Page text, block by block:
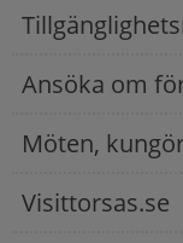
Ansöka om
Möten,
Visittorsas.se